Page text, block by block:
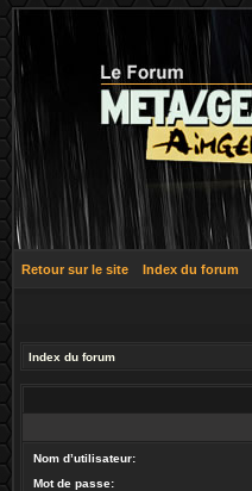
Retour sur le site Index du forum
Index du forum
Nom d’utilisateur:
Mot de passe: